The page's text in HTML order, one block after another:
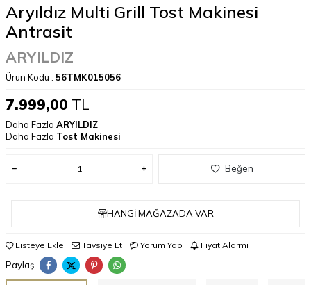
Aryıldız Multi Grill Tost Makinesi
Antrasit
ARYILDIZ
Ürün Kodu : 56TMK015056
7.999,00 TL
Daha Fazla ARYILDIZ
Daha Fazla Tost Makinesi
Beğen
HANGI MAĞAZADA VAR
Listeye Ekle Tavsiye Et Yorum Yap Fiyat Alarmı
Paylaş